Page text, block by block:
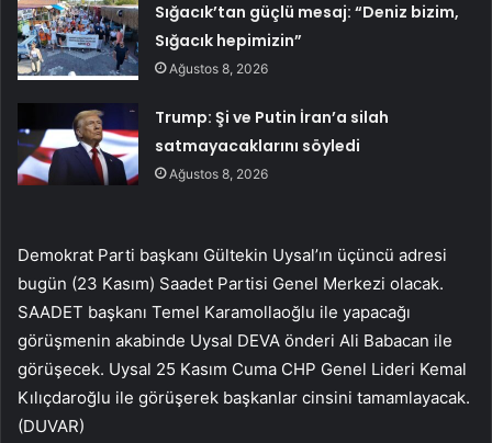
Sığacık’tan güçlü mesaj: “Deniz bizim,
Sığacık hepimizin”
Ağustos 8, 2026
Trump: Şi ve Putin İran’a silah
satmayacaklarını söyledi
Ağustos 8, 2026
Demokrat Parti başkanı Gültekin Uysal’ın üçüncü adresi
bugün (23 Kasım) Saadet Partisi Genel Merkezi olacak.
SAADET başkanı Temel Karamollaoğlu ile yapacağı
görüşmenin akabinde Uysal DEVA önderi Ali Babacan ile
görüşecek. Uysal 25 Kasım Cuma CHP Genel Lideri Kemal
Kılıçdaroğlu ile görüşerek başkanlar cinsini tamamlayacak.
(DUVAR)